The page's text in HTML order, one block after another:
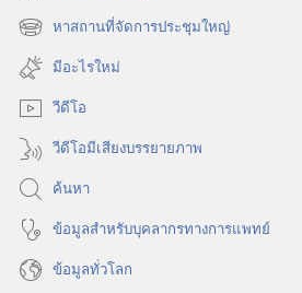
หน้าต่าง
ใหม่)
หาสถานที่จัดการประชุมใหญ่
(เปิด
หน้าต่าง
ใหม่)
มีอะไรใหม่
วีดีโอ
วีดีโอมีเสียงบรรยายภาพ
ค้นหา
ข้อมูล​สำหรับ​บุคลากร​ทาง​การ​แพทย์
ข้อมูล​ทั่ว​โลก